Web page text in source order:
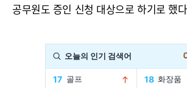
공무원도 증인 신청 대상으로 하기로 했